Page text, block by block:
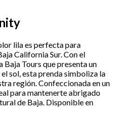
lila es perfecta para
California Sur. Con el
Tours que presenta un
sol, esta prenda simboliza la
región. Confeccionada en un
para mantenerte abrigado
de Baja. Disponible en